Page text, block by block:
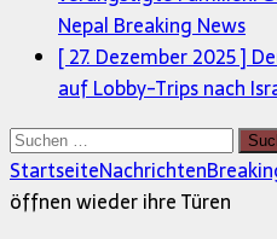
Nepal Breaking News
[ 27. Dezember 2025 ]
auf Lobby-Trips nach
Suchen
nach:
StartseiteNachrichten
öffnen wieder ihre Türen